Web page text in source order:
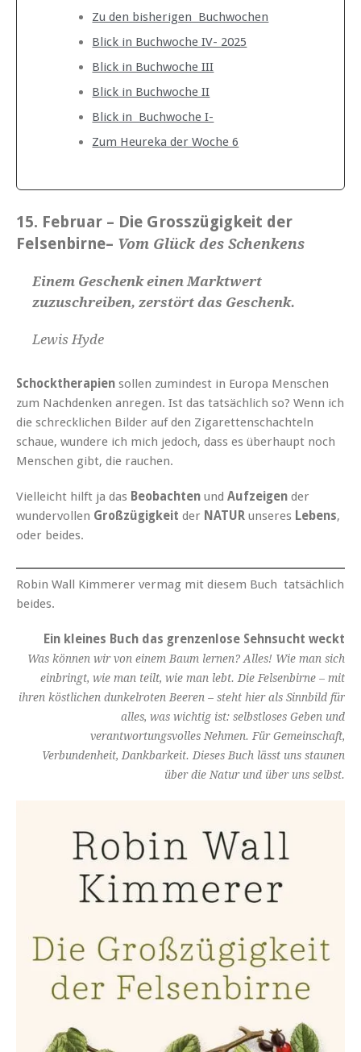
Zu den bisherigen Buchwochen
Blick in Buchwoche IV- 2025
Blick in Buchwoche III
Blick in Buchwoche II
Blick in Buchwoche I-
Zum Heureka der Woche 6
15. Februar – Die Grosszügigkeit der
Felsenbirne– Vom Glück des Schenkens
Einem Geschenk einen Marktwert
zuzuschreiben, zerstört das Geschenk.
Lewis Hyde
Schocktherapien sollen zumindest in Europa Menschen
zum Nachdenken anregen. Ist das tatsächlich so? Wenn ich
die schrecklichen Bilder auf den Zigarettenschachteln
schaue, wundere ich mich jedoch, dass es überhaupt noch
Menschen gibt, die rauchen.
Vielleicht hilft ja das Beobachten und Aufzeigen der
wundervollen Großzügigkeit der NATUR unseres Lebens,
oder beides.
Robin Wall Kimmerer vermag mit diesem Buch tatsächlich
beides.
Ein kleines Buch das grenzenlose Sehnsucht weckt
Was können wir von einem Baum lernen? Alles! Wie man sich
einbringt, wie man teilt, wie man lebt. Die Felsenbirne – mit
ihren köstlichen dunkelroten Beeren – steht hier als Sinnbild für
alles, was wichtig ist: selbstloses Geben und
verantwortungsvolles Nehmen. Für Gemeinschaft,
Verbundenheit, Dankbarkeit. Dieses Buch lässt uns staunen
über die Natur und über uns selbst.